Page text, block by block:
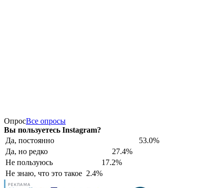
ОпросВсе опросы
Вы пользуетесь Instagram?
Да, постоянно
53.0%
Да, но редко
27.4%
Не пользуюсь
17.2%
Не знаю, что это такое 2.4%
РЕКЛАМА